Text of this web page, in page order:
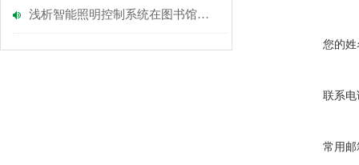
浅析智能照明控制系统在图书馆照明节能中的应用
您的姓
联系电
常用邮